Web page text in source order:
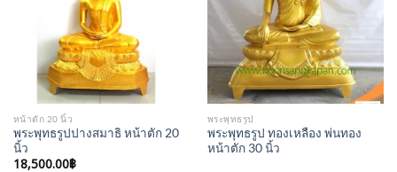
หน้าตัก 20 นิ้ว
พระพุทธรูปปางสมาธิ หน้าตัก 20
นิ้ว
18,500.00฿
พระพุทธรูป
พระพุทธรูป ทองเหลือง พ่นทอง
หน้าตัก 30 นิ้ว